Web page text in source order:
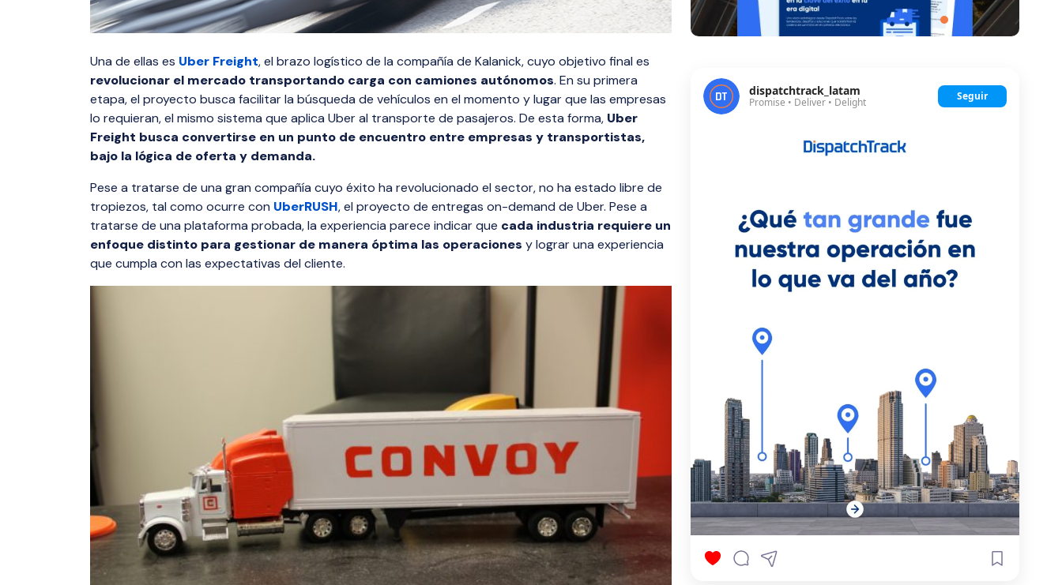
Una de ellas es Uber Freight, el brazo logístico de la compañía de Kalanick, cuyo objetivo final es
revolucionar el mercado transportando carga con camiones autónomos. En su primera
etapa, el proyecto busca facilitar la búsqueda de vehículos en el momento y lugar que las empresas
lo requieran, el mismo sistema que aplica Uber al transporte de pasajeros. De esta forma, Uber
Freight busca convertirse en un punto de encuentro entre empresas y transportistas,
bajo la lógica de oferta y demanda.
Pese a tratarse de una gran compañía cuyo éxito ha revolucionado el sector, no ha estado libre de
tropiezos, tal como ocurre con UberRUSH, el proyecto de entregas on-demand de Uber. Pese a
tratarse de una plataforma probada, la experiencia parece indicar que cada industria requiere un
enfoque distinto para gestionar de manera óptima las operaciones y lograr una experiencia
que cumpla con las expectativas del cliente.
dispatchtrack_latam
Promise • Deliver • Delight Seguir